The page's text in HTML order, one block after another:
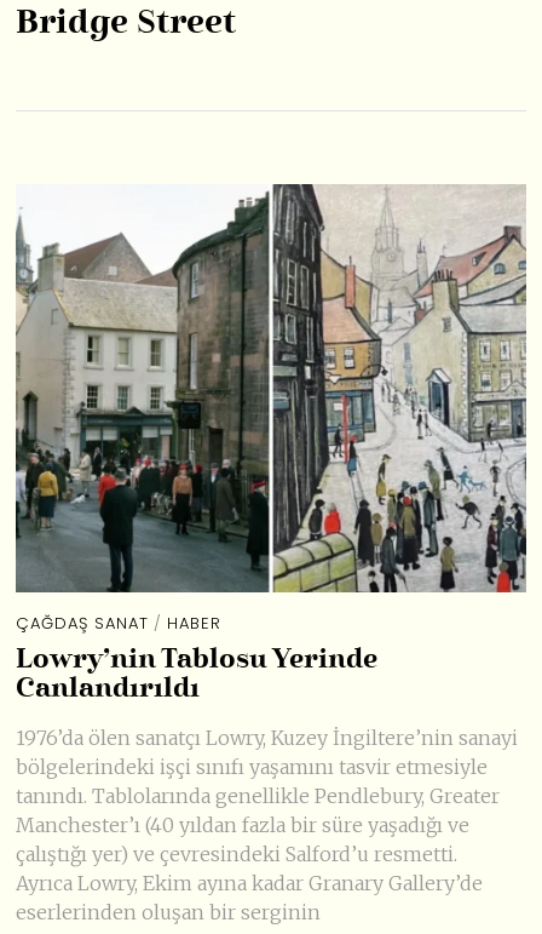
Bridge Street
ÇAĞDAŞ SANAT / HABER
Lowry’nin Tablosu Yerinde
Canlandırıldı
1976’da ölen sanatçı Lowry, Kuzey İngiltere’nin sanayi
bölgelerindeki işçi sınıfı yaşamını tasvir etmesiyle
tanındı. Tablolarında genellikle Pendlebury, Greater
Manchester’ı (40 yıldan fazla bir süre yaşadığı ve
çalıştığı yer) ve çevresindeki Salford’u resmetti.
Ayrıca Lowry, Ekim ayına kadar Granary Gallery’de
eserlerinden oluşan bir serginin